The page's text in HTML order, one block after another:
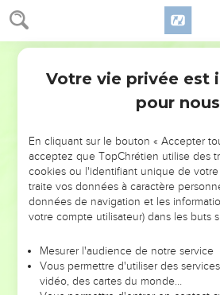
Philippiens Introduction
Ses destinataires sont des
pour la plupart, membres d’une
(Ac 16.11-40) lors de son deuxième
L’Eglise a maintenu des relations
fondateur : elle lui a envoyé, à
L’occasion immédiate de la lettre est
d’Epaphrodite auprès des
chez l’*apôtre avec un don. Paul le
sa lettre ; il remercie l’Eglise pour le
nouvelles et encourage ses
quelques difficultés dans cette Eglise.
Votre vie privée est
pour nous
En cliquant sur le bouton « Accepter
acceptez que TopChrétien utilise des
cookies ou l'identifiant unique de
traite vos données à caractère
données de navigation et les
votre compte utilisateur) dans les buts
Mesurer l'audience de notre service
Vous permettre d'utiliser des
vidéo, des cartes du monde…